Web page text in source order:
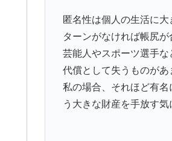
匿名性は個人の生活に
ターンがなければ帳尻が
芸能人やスポーツ選手
代償として失うものがあ
私の場合、それほど有
う大きな財産を手放す気